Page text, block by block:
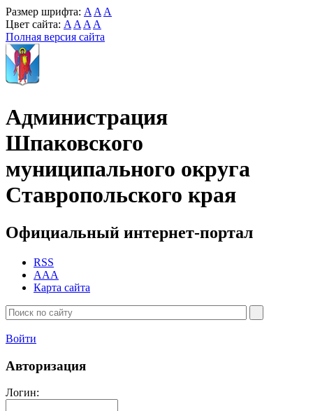
Размер шрифта: A A A
Цвет сайта: A A A A
Полная версия сайта
Администрация
Шпаковского
муниципального округа
Ставропольского края
Официальный интернет-портал
RSS
AAA
Карта сайта
Войти
Авторизация
Логин: